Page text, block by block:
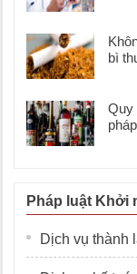
bì
Quy
Pháp luật Khởi
Dịch vụ thành